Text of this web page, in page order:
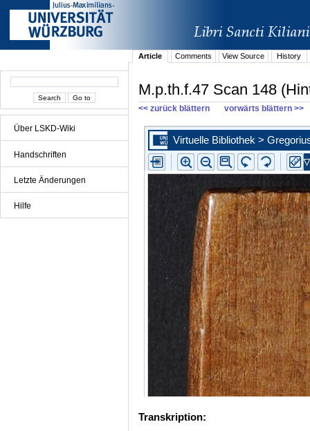
Über LSKD-Wiki
Handschriften
Letzte Änderungen
Hilfe
Article Comments View Source History
M.p.th.f.47 Scan 148
<< zurück blättern vorwärts blättern >>
Transkription: